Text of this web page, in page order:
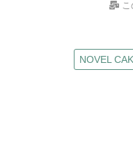
※入力した場
NOVEL